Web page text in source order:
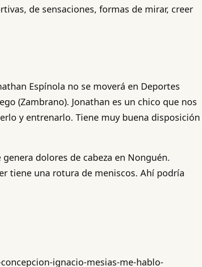
de sensaciones, formas de mirar, creer
Espínola no se moverá en Deportes
(Zambrano). Jonathan es un chico que nos
y entrenarlo. Tiene muy buena disposición
dolores de cabeza en Nonguén.
tiene una rotura de meniscos. Ahí podría
ignacio-mesias-me-hablo-